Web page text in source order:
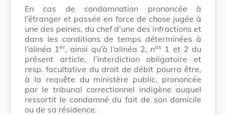
En cas de condamnation prononcée à
l’étranger et passée en force de chose jugée à
une des peines, du chef d’une des infractions et
dans les conditions de temps déterminées à
l’alinéa 1er, ainsi qu’à l’alinéa 2, nos 1 et 2 du
présent article, l’interdiction obligatoire et
resp. facultative du droit de débit pourra être,
à la requête du ministère public, prononcée
par le tribunal correctionnel indigène auquel
ressortit le condamné du fait de son domicile
ou de sa résidence.